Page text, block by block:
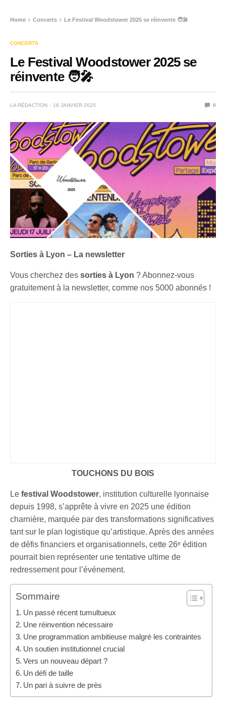
Home Concerts Le Festival Woodstower 2025 se réinvente 🧑‍🎤
CONCERTS
Le Festival Woodstower 2025 se
réinvente 🧑‍🎤
LA RÉDACTION 18 JANVIER 2025 0
Sorties à Lyon – La newsletter
Vous cherchez dessorties à Lyon ? Abonnez-vous
gratuitement à la newsletter, comme nos 5000 abonnés !
TOUCHONS DU BOIS
Lefestival Woodstower, institution culturelle lyonnaise
depuis 1998, s’apprête à vivre en 2025 une édition
charnière, marquée par des transformations significatives
tant sur le plan logistique qu’artistique. Après des années
de défis financiers et organisationnels, cette 26ᵉ édition
pourrait bien représenter une tentative ultime de
redressement pour l’événement.
Sommaire
Un passé récent tumultueux
Une réinvention nécessaire
Une programmation ambitieuse malgré les contraintes
Un soutien institutionnel crucial
Vers un nouveau départ ?
Un défi de taille
Un pari à suivre de près